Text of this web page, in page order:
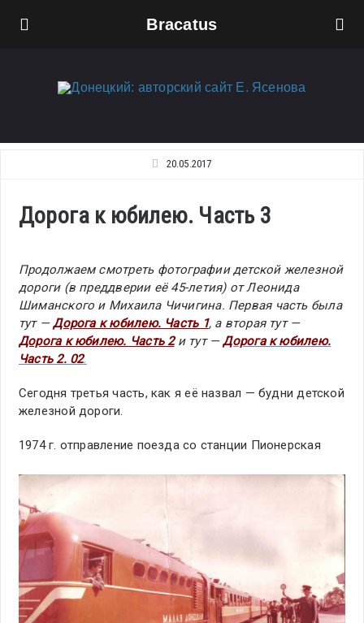
Bracatus
20.05.2017
Дорога к юбилею. Часть 3
Продолжаем смотреть фотографии детской железной
дороги (в преддверии её 45-летия) от Леонида
Шиманского и Михаила Чичигина. Первая часть была
тут —Дорога к юбилею. Часть 1, а вторая тут —
Дорога к юбилею. Часть 2и тут —Дорога к юбилею.
Часть 2. 02.
Сегодня третья часть, как я её назвал — будни детской
железной дороги.
1974 г. отправление поезда со станции Пионерская